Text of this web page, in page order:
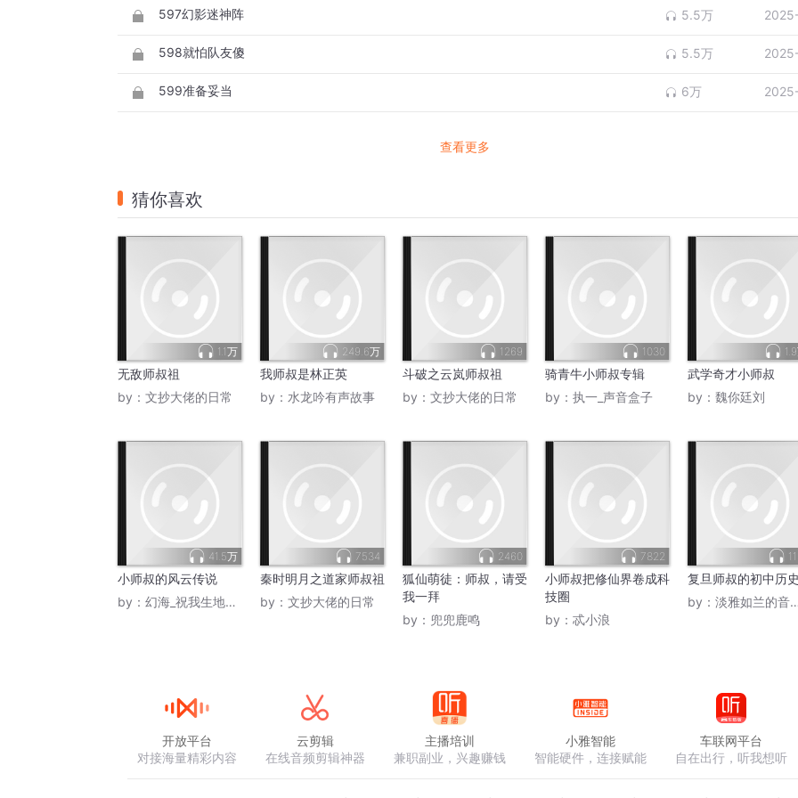
597幻影迷神阵 5.5万
598就怕队友傻 5.5万
599准备妥当 6万
查看更多
猜你喜欢
1.1万
无敌师叔祖
by： 文抄大佬的日常
249.6万
我师叔是林正英
by： 水龙吟有声故事
1269
斗破之云岚师叔祖
by： 文抄大佬的日常
1030
骑青牛小师叔专辑
by： 执一_声音盒子
武学奇才小师叔
by： 魏你廷刘
41.5万
小师叔的风云传说
by： 幻海_祝我生地会考BB
7534
秦时明月之道家师叔祖
by： 文抄大佬的日常
2460
狐仙萌徒：师叔，请受
我一拜
by： 兜兜鹿鸣
7822
小师叔把修仙界卷成科
技圈
by： 忒小浪
复旦师叔的初中历
by： 淡雅如兰的音世界
开放平台
对接海量精彩内容
云剪辑
在线音频剪辑神器
主播培训
兼职副业，兴趣赚钱
小雅智能
智能硬件，连接赋能
车联网平台
自在出行，听我想听